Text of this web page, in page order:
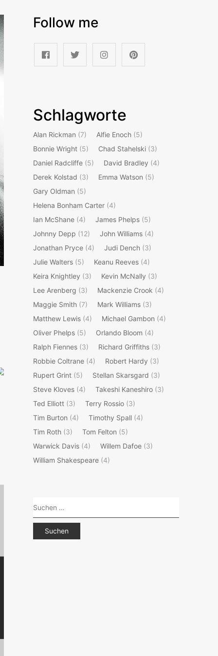
Follow me
Schlagworte
Alan Rickman (7) Alfie Enoch (5)
Bonnie Wright (5) Chad Stahelski (3)
Daniel Radcliffe (5) David Bradley (4)
Derek Kolstad (3) Emma Watson (5)
Gary Oldman (5)
Helena Bonham Carter (4)
Ian McShane (4) James Phelps (5)
Johnny Depp (12) John Williams (4)
Jonathan Pryce (4) Judi Dench (3)
Julie Walters (5) Keanu Reeves (4)
Keira Knightley (3) Kevin McNally (3)
Lee Arenberg (3) Mackenzie Crook (4)
Maggie Smith (7) Mark Williams (3)
Matthew Lewis (4) Michael Gambon (4)
Oliver Phelps (5) Orlando Bloom (4)
Ralph Fiennes (3) Richard Griffiths (3)
Robbie Coltrane (4) Robert Hardy (3)
Rupert Grint (5) Stellan Skarsgard (3)
Steve Kloves (4) Takeshi Kaneshiro (3)
Ted Elliott (3) Terry Rossio (3)
Tim Burton (4) Timothy Spall (4)
Tim Roth (3) Tom Felton (5)
Warwick Davis (4) Willem Dafoe (3)
William Shakespeare (4)
Suchen